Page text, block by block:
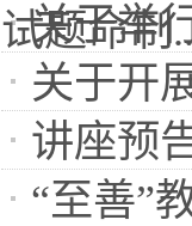
试题命制
关于举
关于开
讲座预
“至善”